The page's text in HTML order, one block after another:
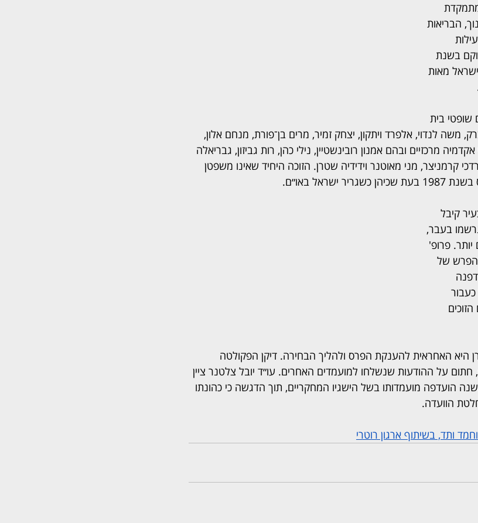
מתמקדת
הבריאות
בשנת
ישראל מאות
שופטי בית
משה לנדוי, אלפרד ויתקון, יצחק זמיר, מרים בן־פורת, מנחם אלון,
מרכזיים ובהם אמנון רובינשטיין, נילי כהן, רות גביזון, גבריאלה
קרמניצר, מני מאוטנר וידידיה שטרן. הזוכה היחיד שאינו משפטן
באו״ם.
קיבל
בעבר,
פרופ'
בהפרש של
כעבור
עם הזוכים
היא האחראית להענקת הפרס ולהליך הבחירה. דיקן הפקולטה
על ההודעות שנשלחו למועמדים האחרים. עו״ד יובל צלטנר ציין
הועדפה מועמדותו בשל הישגיו המחקריים, תוך הדגשה כי כהונתו
הוועדה.
ותד, בשיתוף ארגון רוטרי